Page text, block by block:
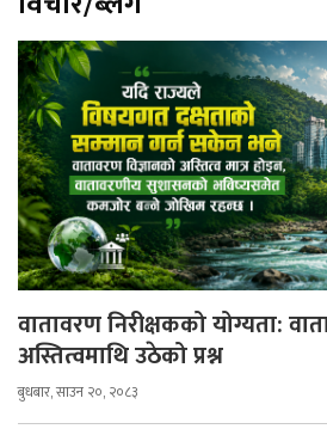
वातावरण निरीक्षकको योग्यता:
अस्तित्वमाथि उठेको प्रश्न
बुधबार, साउन २०, २०८३